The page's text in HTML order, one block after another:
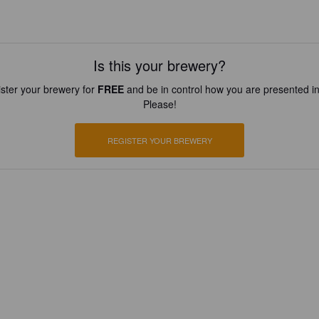
Is this your brewery?
your brewery for FREEand be in control how you are presented
Please!
REGISTER YOUR BREWERY